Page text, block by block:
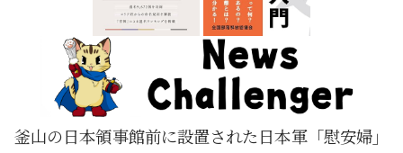
釜山の日本領事館前に設置された日本軍「慰安婦」